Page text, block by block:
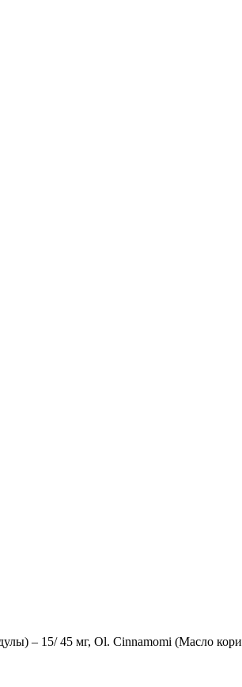
– 15/ 45 мг, Ol. Cinnamomi (Mасло